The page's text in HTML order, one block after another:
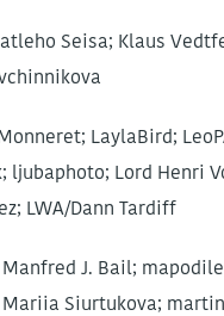
Seisa; Klaus
LaylaBird;
ljubaphoto; Lord Henri
LWA/Dann Tardiff
Manfred J. Bail;
Mariia Siurtukova;